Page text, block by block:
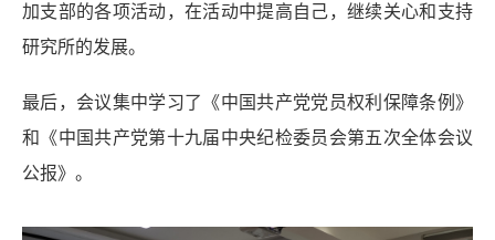
加支部的各项活动，在活动中提高自己，继续关心和支持
研究所的发展。
最后，会议集中学习了《中国共产党党员权利保障条例》
和《中国共产党第十九届中央纪检委员会第五次全体会议
公报》。